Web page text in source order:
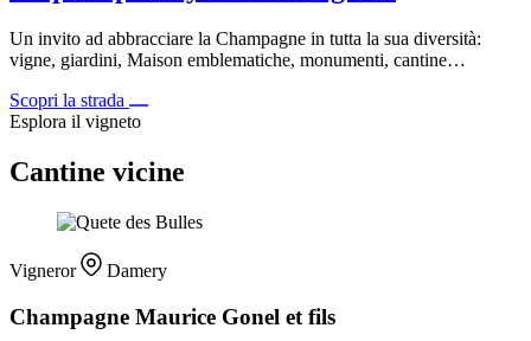
Un invito ad abbracciare la Champagne in tutta la sua diversità:
vigne, giardini, Maison emblematiche, monumenti, cantine…
Scopri la strada
Esplora il vigneto
Cantine vicine
Vigneror Damery
Champagne Maurice Gonel et fils